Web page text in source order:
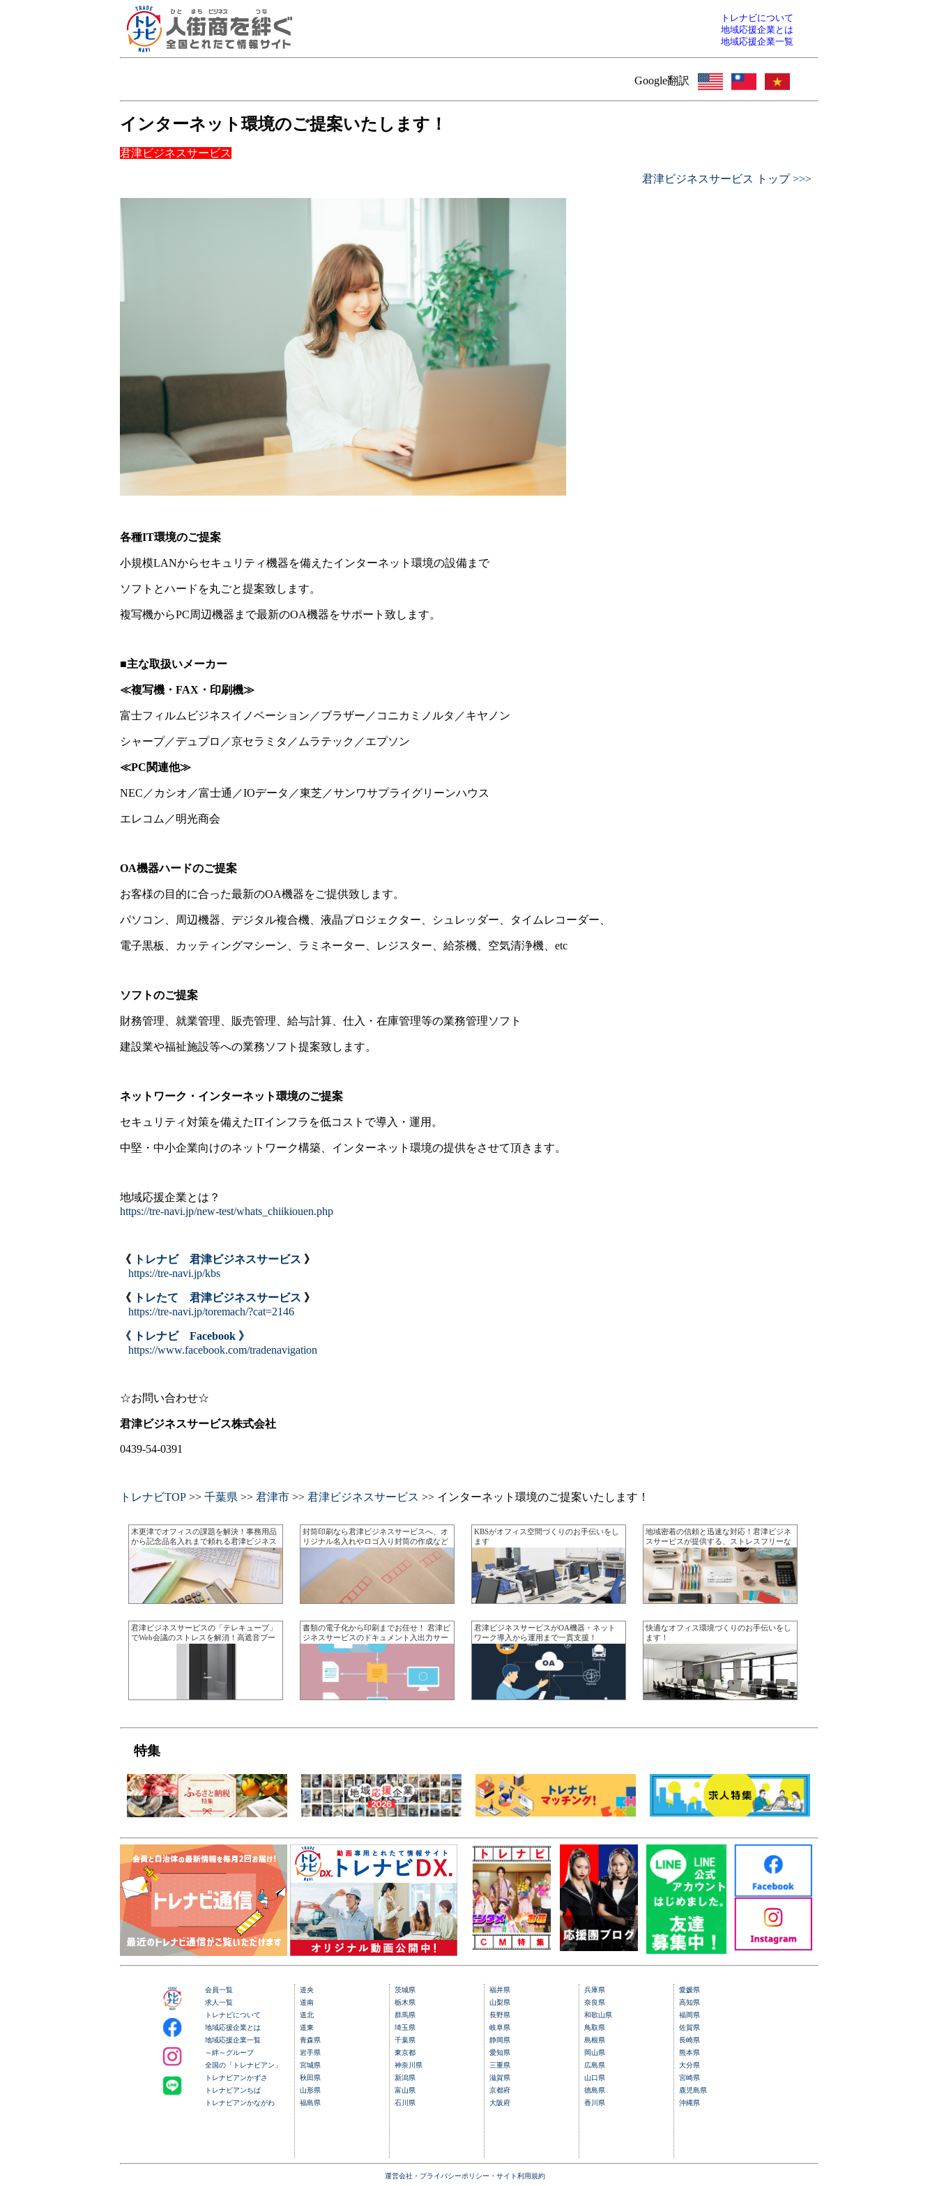
トレナビについて
地域応援企業とは
地域応援企業一覧
Google翻訳
インターネット環境のご提案いたします！
君津ビジネスサービス
君津ビジネスサービス トップ >>>
各種IT環境のご提案
小規模LANからセキュリティ機器を備えたインターネット環境の設備まで
ソフトとハードを丸ごと提案致します。
複写機からPC周辺機器まで最新のOA機器をサポート致します。
■主な取扱いメーカー
≪複写機・FAX・印刷機≫
富士フィルムビジネスイノベーション／ブラザー／コニカミノルタ／キヤノン
シャープ／デュプロ／京セラミタ／ムラテック／エプソン
≪PC関連他≫
NEC／カシオ／富士通／IOデータ／東芝／サンワサプライグリーンハウス
エレコム／明光商会
OA機器ハードのご提案
お客様の目的に合った最新のOA機器をご提供致します。
パソコン、周辺機器、デジタル複合機、液晶プロジェクター、シュレッダー、タイムレコーダー、
電子黒板、カッティングマシーン、ラミネーター、レジスター、給茶機、空気清浄機、etc
ソフトのご提案
財務管理、就業管理、販売管理、給与計算、仕入・在庫管理等の業務管理ソフト
建設業や福祉施設等への業務ソフト提案致します。
ネットワーク・インターネット環境のご提案
セキュリティ対策を備えたITインフラを低コストで導入・運用。
中堅・中小企業向けのネットワーク構築、インターネット環境の提供をさせて頂きます。
地域応援企業とは？
https://tre-navi.jp/new-test/whats_chiikiouen.php
《 トレナビ 君津ビジネスサービス 》
https://tre-navi.jp/kbs
《 トレたて 君津ビジネスサービス 》
https://tre-navi.jp/toremach/?cat=2146
《 トレナビ Facebook 》
https://www.facebook.com/tradenavigation
☆お問い合わせ☆
君津ビジネスサービス株式会社
0439-54-0391
トレナビTOP >> 千葉県 >> 君津市 >> 君津ビジネスサービス >> インターネット環境のご提案いたします！
木更津でオフィスの課題を解決！事務用品
から記念品名入れまで頼れる君津ビジネス
サービス
封筒印刷なら君津ビジネスサービスへ、オ
リジナル名入れやロゴ入り封筒の作成など
柔軟に対応します
KBSがオフィス空間づくりのお手伝いをし
ます
地域密着の信頼と迅速な対応！君津ビジネ
スサービスが提供する、ストレスフリーな
オフィス環境を実現
君津ビジネスサービスの「テレキューブ」
でWeb会議のストレスを解消！高遮音ブー
書類の電子化から印刷までお任せ！ 君津ビ
ジネスサービスのドキュメント入出力サー
ビス
君津ビジネスサービスがOA機器・ネット
ワーク導入から運用まで一貫支援！
快適なオフィス環境づくりのお手伝いをし
ます！
特集
会員一覧
求人一覧
トレナビについて
地域応援企業とは
地域応援企業一覧
～絆～グループ
全国の「トレナビアン」
トレナビアンかずさ
トレナビアンちば
トレナビアンかながわ
道央
道南
道北
道東
青森県
岩手県
宮城県
秋田県
山形県
福島県
茨城県
栃木県
群馬県
埼玉県
千葉県
東京都
神奈川県
新潟県
富山県
石川県
福井県
山梨県
長野県
岐阜県
静岡県
愛知県
三重県
滋賀県
京都府
大阪府
兵庫県
奈良県
和歌山県
鳥取県
島根県
岡山県
広島県
山口県
徳島県
香川県
愛媛県
高知県
福岡県
佐賀県
長崎県
熊本県
大分県
宮崎県
鹿児島県
沖縄県
運営会社 ・ プライバシーポリシー ・ サイト利用規約